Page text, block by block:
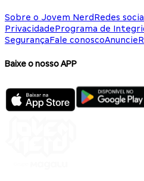
Sobre o Jovem NerdRedes
PrivacidadePrograma de
SegurançaFale conoscoAnuncie
Baixe o nosso APP